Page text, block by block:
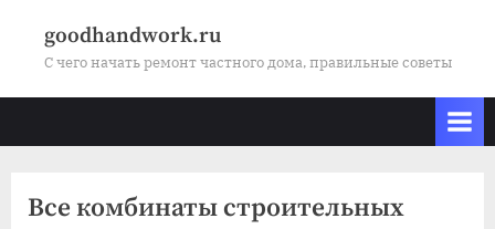
goodhandwork.ru
С чего начать ремонт частного дома, правильные советы
Все комбинаты строительных